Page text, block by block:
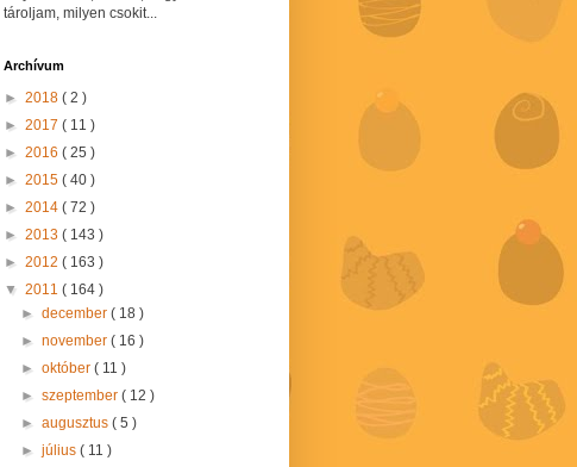
tároljam, milyen csokit...
Archívum
► 2018 ( 2 )
► 2017 ( 11 )
► 2016 ( 25 )
► 2015 ( 40 )
► 2014 ( 72 )
► 2013 ( 143 )
► 2012 ( 163 )
▼ 2011 ( 164 )
►december( 18 )
►november( 16 )
►október( 11 )
►szeptember( 12 )
►augusztus( 5 )
►július( 11 )